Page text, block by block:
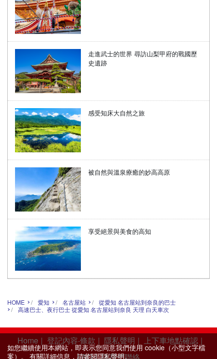
走進武士的世界 尋訪山梨甲府的戰國歷
史遺跡
感受知床大自然之旅
被自然與溫泉療癒的妙高高原
享受絕景與美食的高知
HOME 愛知 名古屋站
從愛知 名古屋站到奈良的巴士
高速巴士、夜行巴士 從愛知 名古屋站到奈良 天理 白天車次
如您繼續使用本網站，即表示您同意我們使用 cookie（小型文字檔
案）。 有關詳細信息，請參閱隱私聲明。
Home | 登記內容‧條款 | 隱私聲明 | 上下車地點確認 |
FAQ | 與我們聯絡